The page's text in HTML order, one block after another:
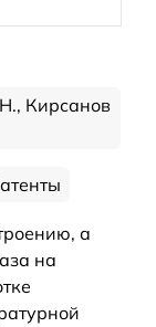
Кирсанов
а
на